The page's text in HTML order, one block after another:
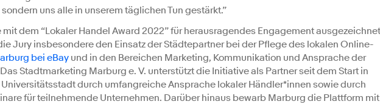
uns alle in unserem täglichen Tun gestärkt.”
mit dem “Lokaler Handel Award 2022” für herausragendes Engagement
Jury insbesondere den Einsatz der Städtepartner bei der Pflege des lokalen Online-
bei eBayund in den Bereichen Marketing, Kommunikation und Ansprache der
Stadtmarketing Marburg e. V. unterstützt die Initiative als Partner seit dem Start in
durch umfangreiche Ansprache lokaler Händler*innen sowie durch
für teilnehmende Unternehmen. Darüber hinaus bewarb Marburg die Plattform mit